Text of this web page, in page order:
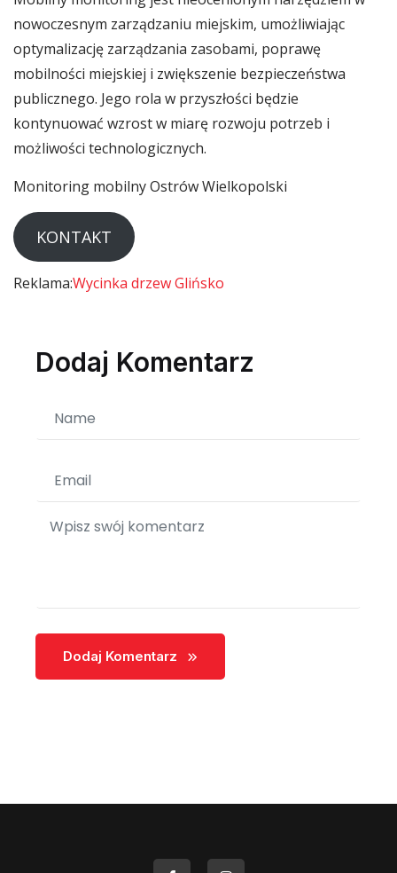
nowoczesnym zarządzaniu miejskim, umożliwiając
optymalizację zarządzania zasobami, poprawę
mobilności miejskiej i zwiększenie bezpieczeństwa
publicznego. Jego rola w przyszłości będzie
kontynuować wzrost w miarę rozwoju potrzeb i
możliwości technologicznych.
Monitoring mobilny Ostrów Wielkopolski
KONTAKT
Reklama:Wycinka drzew Glińsko
Dodaj Komentarz
Dodaj Komentarz